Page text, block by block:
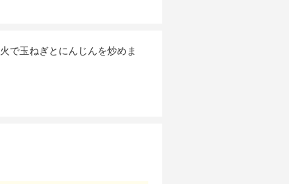
で玉ねぎとにんじんを炒めま